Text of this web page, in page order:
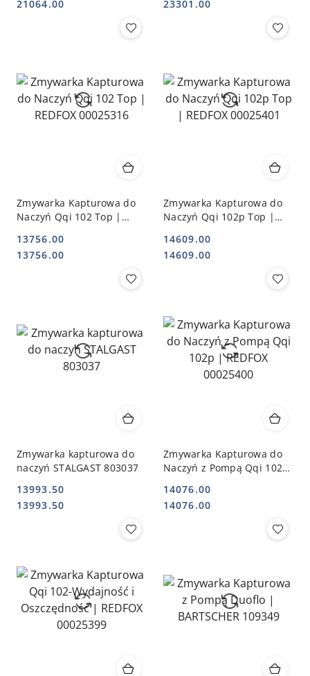
Cena:
21064.00 Cena:
23301.00
Zmywarka Kapturowa do
Naczyń Qqi 102 Top |
Cena:
13756.00
Cena:
13756.00
Zmywarka Kapturowa do
Naczyń Qqi 102p Top |
Cena:
14609.00
Cena:
14609.00
Zmywarka kapturowa do
naczyń STALGAST 803037
Cena:
13993.50
Cena:
13993.50
Zmywarka Kapturowa do
Naczyń z Pompą Qqi 102p
Cena:
14076.00
Cena:
14076.00